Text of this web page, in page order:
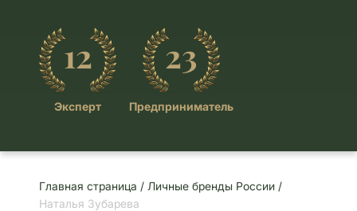
12
Эксперт
23
Предприниматель
Главная страница / Личные бренды России /
Наталья Зубарева